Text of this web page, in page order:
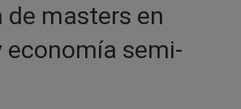
de masters en
economía semi-